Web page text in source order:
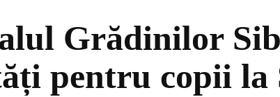
Grădinilor
pentru copii la